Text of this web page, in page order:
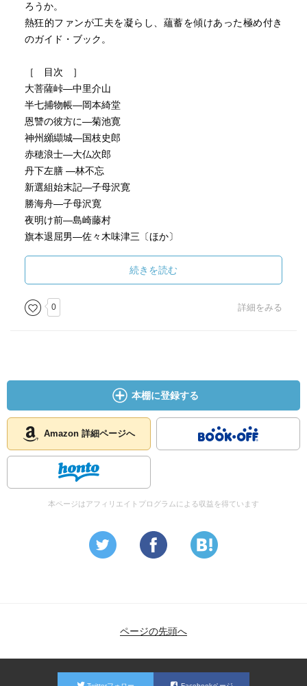
ろうか。
熱狂的ファンが工夫を凝らし、蘊蓄を傾けあった極め付き
のガイド・ブック。
［ 目次 ］
大菩薩峠―中里介山
半七捕物帳―岡本綺堂
恩讐の彼方に―菊池寛
神州纐纈城―国枝史郎
赤穂浪士―大仏次郎
丹下左膳 ―林不忘
新選組始末記―子母沢寛
勝海舟―子母沢寛
夜明け前―島崎藤村
旗本退屈男―佐々木味津三〔ほか〕
［ おすすめ度 ］
☆☆☆☆☆☆☆ メッセージ性
☆☆☆☆☆☆☆ 冒険性
☆☆☆☆☆☆☆ 読後の個人的な満足度
共感度（空振り三振・一部・参った！）
読書の速度（時間がかかった・普通・一気に読んだ）
［ 関連図書 ］
［ 参考となる書評 ］
続きを読む
0 詳細をみる
本棚に登録する
Amazon 詳細ページへ
本ページはアフィリエイトプログラムによる収益を得ています
ページの先頭へ